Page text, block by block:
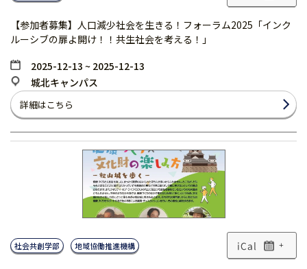
【参加者募集】人口減少社会を生きる！フォーラム2025「インク
ルーシブの扉よ開け！！共生社会を考える！」
2025-12-13 ~ 2025-12-13
城北キャンパス
詳細はこちら
社会共創学部 地域協働推進機構 +